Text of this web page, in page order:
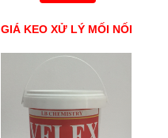
GIÁ KEO XỬ LÝ MỐI NỐI